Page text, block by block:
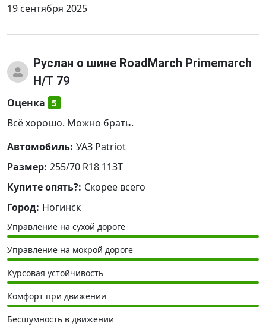
19 сентября 2025
Руслан о шине RoadMarch Primemarch
H/T 79
Оценка 5
Всё хорошо. Можно брать.
Автомобиль: УАЗ Patriot
Размер: 255/70 R18 113T
Купите опять?: Скорее всего
Город: Ногинск
Управление на сухой дороге
Управление на мокрой дороге
Курсовая устойчивость
Комфорт при движении
Бесшумность в движении